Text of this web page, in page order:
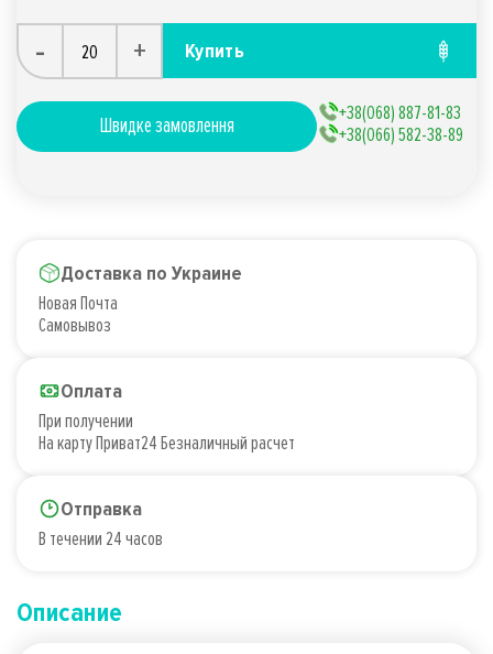
- + Купить
Швидке замовлення
+38(068) 887-81-83
+38(066) 582-38-89
Доставка по Украине
Новая Почта
Самовывоз
Оплата
При получении
На карту Приват24 Безналичный расчет
Отправка
В течении 24 часов
Описание